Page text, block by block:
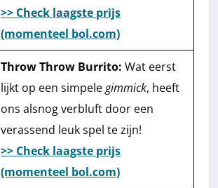
>> Check laagste prijs
(momenteel bol.com)
Throw Throw Burrito: Wat eerst
lijkt op een simpelegimmick, heeft
ons alsnog verbluft door een
verassend leuk spel te zijn!
>> Check laagste prijs
(momenteel bol.com)